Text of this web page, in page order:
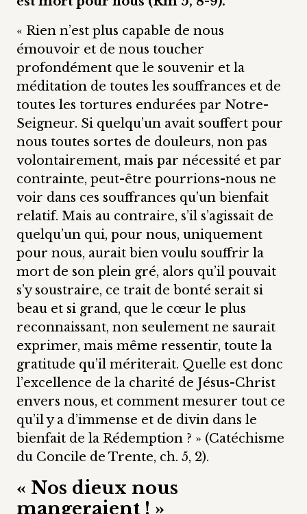
« Rien n’est plus capable de nous
émouvoir et de nous toucher
profondément que le souvenir et la
méditation de toutes les souffrances et de
toutes les tortures endurées par Notre-
Seigneur. Si quelqu’un avait souffert pour
nous toutes sortes de douleurs, non pas
volontairement, mais par nécessité et par
contrainte, peut-être pourrions-nous ne
voir dans ces souffrances qu’un bienfait
relatif. Mais au contraire, s’il s’agissait de
quelqu’un qui, pour nous, uniquement
pour nous, aurait bien voulu souffrir la
mort de son plein gré, alors qu’il pouvait
s’y soustraire, ce trait de bonté serait si
beau et si grand, que le cœur le plus
reconnaissant, non seulement ne saurait
exprimer, mais même ressentir, toute la
gratitude qu’il mériterait. Quelle est donc
l’excellence de la charité de Jésus-Christ
envers nous, et comment mesurer tout ce
qu’il y a d’immense et de divin dans le
bienfait de la Rédemption ? » (Catéchisme
du Concile de Trente, ch. 5, 2).
« Nos dieux nous
mangeraient ! »